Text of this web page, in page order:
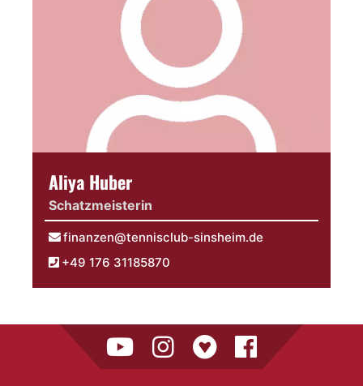
Aliya Huber
Schatzmeisterin
finanzen@tennisclub-sinsheim.de
‪+49 176 31185870‬